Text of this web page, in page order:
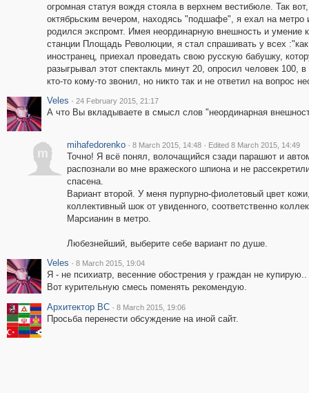
огромная статуя вождя стояла в верхнем вестибюле. Так
октябрьским вечером, находясь "подшафе", я ехал на метро
родился экспромт. Имея неординарную внешность и умение
станции Площадь Революции, я стал спрашивать у всех
иностранец, приехал проведать свою русскую бабушку,
разыгрывал этот спектакль минут 20, опросил человек 100,
кто-то кому-то звонил, но никто так и не ответил на вопрос
Veles · 24 February 2015, 21:17
А что Вы вкладываете в смысл слов "неординарная
m
mihafedorenko · 8 March 2015, 14:48 · Edited 8 March 2015, 14:49
Точно! Я всё понял, волочащийся сзади парашют и
распознали во мне вражеского шпиона и не
спасена.
Вариант второй. У меня пурпурно-фиолетовый цвет
коллективный шок от увиденного, соответственно
Марсианин в метро.
Любезнейший, выберите себе вариант по душе.
Veles · 8 March 2015, 19:04
Я - не психиатр, весенние обострения у граждан не купирую..
Вот курительную смесь поменять рекомендую.
Архитектор ВС · 8 March 2015, 19:06
Просьба перенести обсуждение на иной сайт.